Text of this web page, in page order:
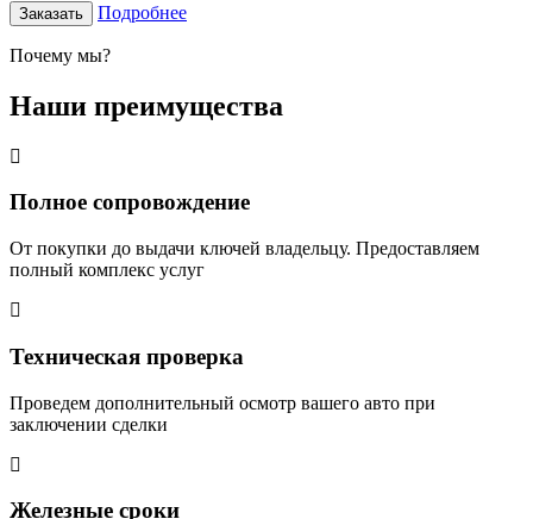
Заказать Подробнее
Почему мы?
Наши преимущества
Полное сопровождение
От покупки до выдачи ключей владельцу. Предоставляем
полный комплекс услуг
Техническая проверка
Проведем дополнительный осмотр вашего авто при
заключении сделки
Железные сроки